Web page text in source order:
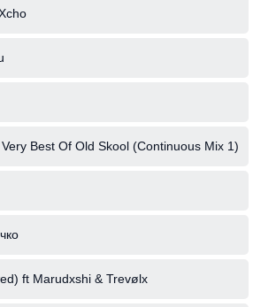
Best Of Old Skool (Continuous Mix 1)
ft Marudxshi & Trevølx